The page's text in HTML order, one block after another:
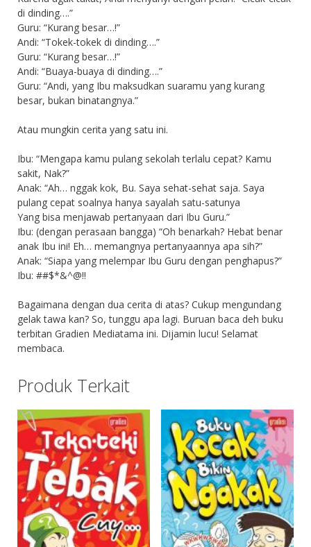
di dinding….”
Guru: “Kurang besar…!”
Andi: “Tokek-tokek di dinding….”
Guru: “Kurang besar…!”
Andi: “Buaya-buaya di dinding….”
Guru: “Andi, yang Ibu maksudkan suaramu yang kurang
besar, bukan binatangnya.”
Atau mungkin cerita yang satu ini.
Ibu: “Mengapa kamu pulang sekolah terlalu cepat? Kamu
sakit, Nak?”
Anak: “Ah… nggak kok, Bu. Saya sehat-sehat saja. Saya
pulang cepat soalnya hanya sayalah satu-satunya
Yang bisa menjawab pertanyaan dari Ibu Guru.”
Ibu: (dengan perasaan bangga) “Oh benarkah? Hebat benar
anak Ibu ini! Eh… memangnya pertanyaannya apa sih?”
Anak: “Siapa yang melempar Ibu Guru dengan penghapus?”
Ibu: ##$*&^@!!
Bagaimana dengan dua cerita di atas? Cukup mengundang
gelak tawa kan? So, tunggu apa lagi. Buruan baca deh buku
terbitan Gradien Mediatama ini. Dijamin lucu! Selamat
membaca.
Produk Terkait